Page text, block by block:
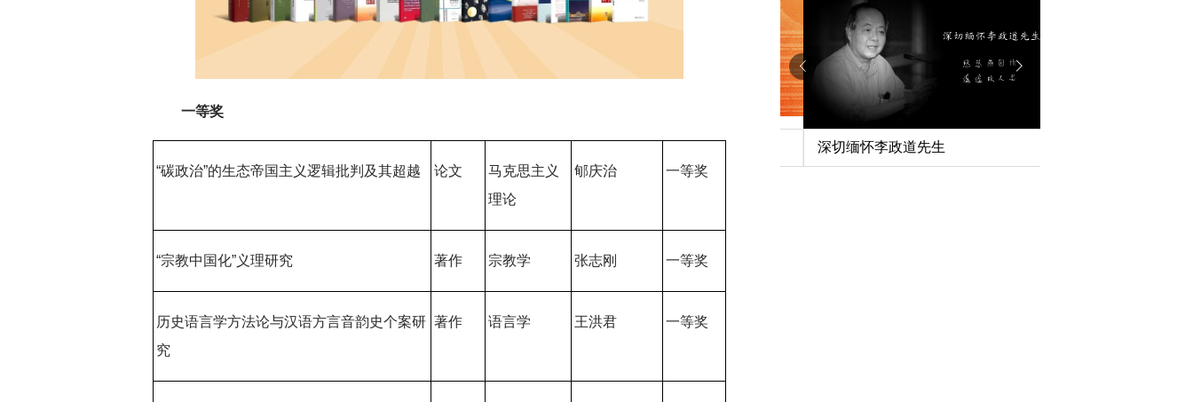
一等奖
“碳政治”的生态帝国主义逻辑批判及其超越 论文
马克思主义
理论
郇庆治 一等奖
“宗教中国化”义理研究 著作 宗教学 张志刚 一等奖
历史语言学方法论与汉语方言音韵史个案研
究
著作 语言学 王洪君 一等奖
育
深切缅怀李政道先生